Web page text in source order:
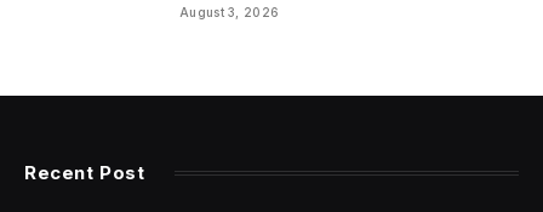
August 3, 2026
Recent Post